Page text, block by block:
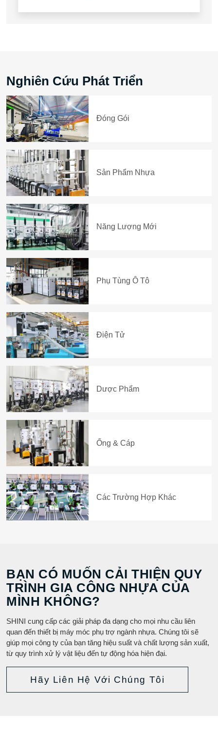
Nghiên Cứu Phát Triển
Đóng Gói
Sản Phẩm Nhựa
Năng Lượng Mới
Phụ Tùng Ô Tô
Điện Tử
Dược Phẩm
Ống & Cáp
Các Trường Hợp Khác
BẠN CÓ MUỐN CẢI THIỆN QUY
TRÌNH GIA CÔNG NHỰA CỦA
MÌNH KHÔNG?
SHINI cung cấp các giải pháp đa dạng cho mọi nhu cầu liên
quan đến thiết bị máy móc phụ trợ ngành nhựa. Chúng tôi sẽ
giúp mọi công ty của bạn tăng hiệu suất và chất lượng sản xuất,
từ quy trình xử lý vật liệu đến tự động hóa hiện đại.
Hãy Liên Hệ Với Chúng Tôi